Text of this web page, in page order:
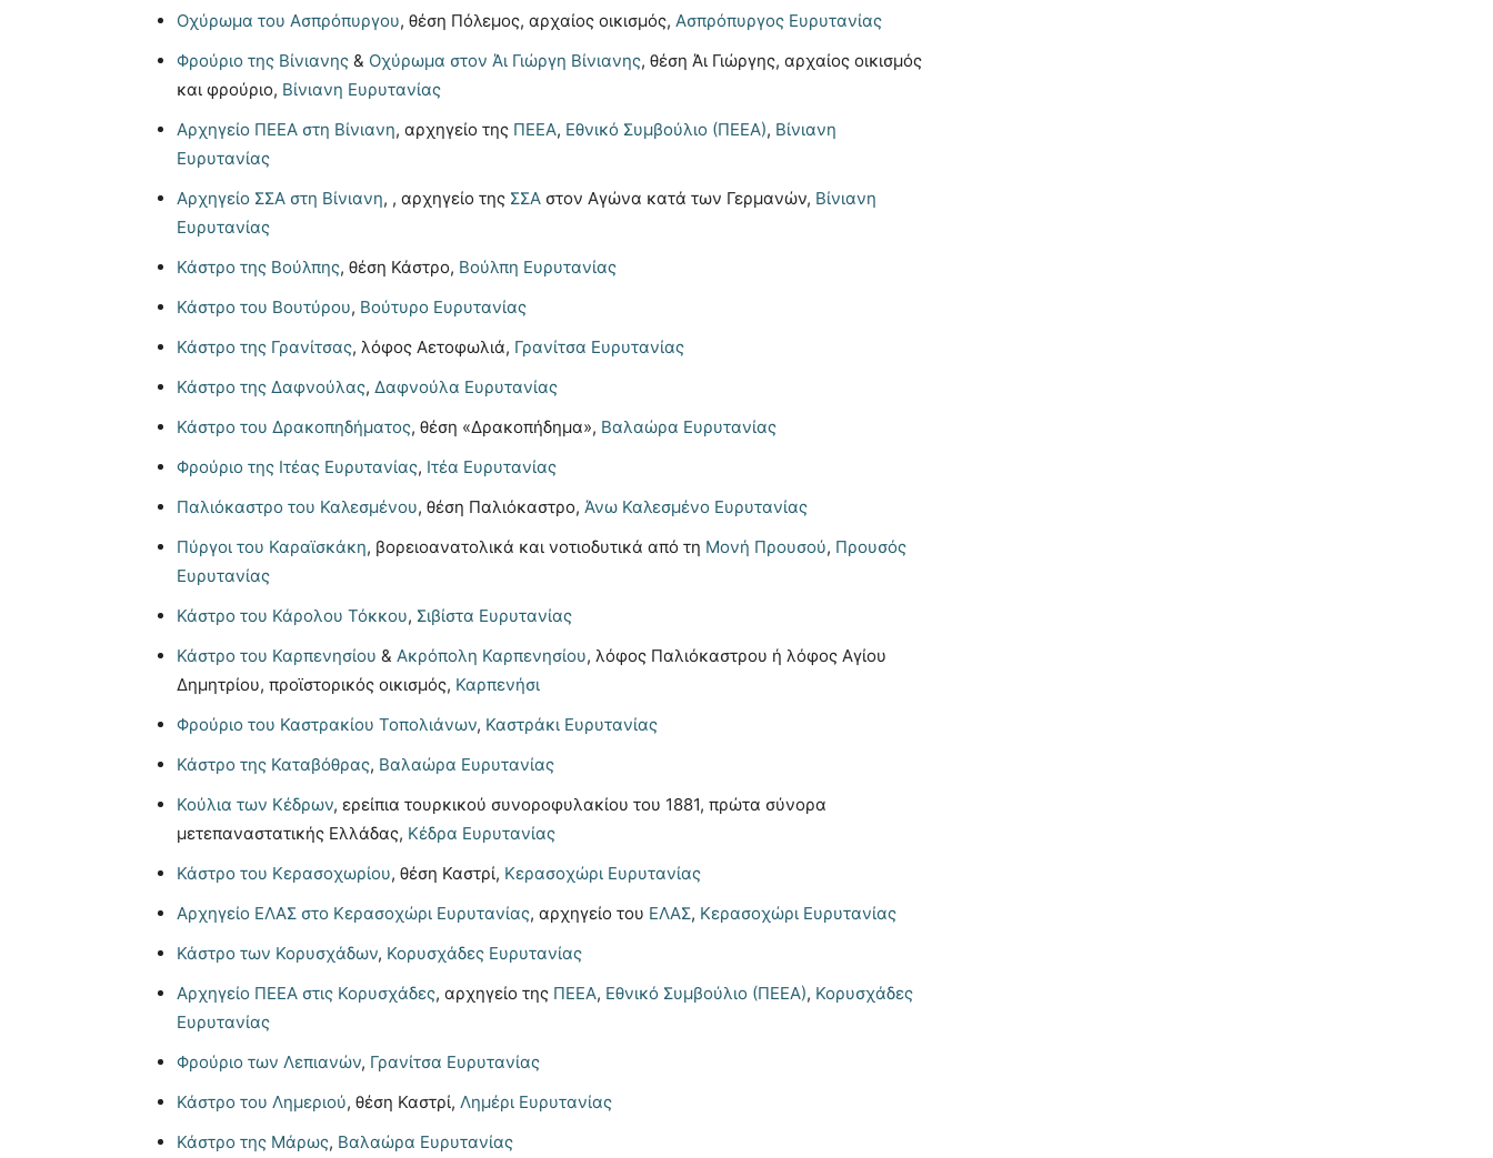
Οχύρωμα του Ασπρόπυργου, θέση Πόλεμος, αρχαίος οικισμός, Ασπρόπυργος Ευρυτανίας
Φρούριο της Βίνιανης & Οχύρωμα στον Άι Γιώργη Βίνιανης, θέση Άι Γιώργης, αρχαίος οικισμός
και φρούριο, Βίνιανη Ευρυτανίας
Αρχηγείο ΠΕΕΑ στη Βίνιανη, αρχηγείο της ΠΕΕΑ, Εθνικό Συμβούλιο (ΠΕΕΑ), Βίνιανη
Ευρυτανίας
Αρχηγείο ΣΣΑ στη Βίνιανη, , αρχηγείο της ΣΣΑ στον Aγώνα κατά των Γερμανών, Βίνιανη
Ευρυτανίας
Κάστρο της Βούλπης, θέση Κάστρο, Βούλπη Ευρυτανίας
Κάστρο του Βουτύρου, Βούτυρο Ευρυτανίας
Κάστρο της Γρανίτσας, λόφος Αετοφωλιά, Γρανίτσα Ευρυτανίας
Κάστρο της Δαφνούλας, Δαφνούλα Ευρυτανίας
Κάστρο του Δρακοπηδήματος, θέση «Δρακοπήδημα», Βαλαώρα Ευρυτανίας
Φρούριο της Ιτέας Ευρυτανίας, Ιτέα Ευρυτανίας
Παλιόκαστρο του Καλεσμένου, θέση Παλιόκαστρο, Άνω Καλεσμένο Ευρυτανίας
Πύργοι του Καραϊσκάκη, βορειοανατολικά και νοτιοδυτικά από τη Μονή Προυσού, Προυσός
Ευρυτανίας
Κάστρο του Κάρολου Τόκκου, Σιβίστα Ευρυτανίας
Κάστρο του Καρπενησίου & Ακρόπολη Καρπενησίου, λόφος Παλιόκαστρου ή λόφος Αγίου
Δημητρίου, προϊστορικός οικισμός, Καρπενήσι
Φρούριο του Καστρακίου Τοπολιάνων, Καστράκι Ευρυτανίας
Κάστρο της Καταβόθρας, Βαλαώρα Ευρυτανίας
Κούλια των Κέδρων, ερείπια τουρκικού συνοροφυλακίου του 1881, πρώτα σύνορα
μετεπαναστατικής Ελλάδας, Κέδρα Ευρυτανίας
Κάστρο του Κερασοχωρίου, θέση Καστρί, Κερασοχώρι Ευρυτανίας
Αρχηγείο ΕΛΑΣ στο Kερασοχώρι Eυρυτανίας, αρχηγείο του ΕΛΑΣ, Κερασοχώρι Ευρυτανίας
Κάστρο των Κορυσχάδων, Κορυσχάδες Ευρυτανίας
Αρχηγείο ΠΕΕΑ στις Κορυσχάδες, αρχηγείο της ΠΕΕΑ, Εθνικό Συμβούλιο (ΠΕΕΑ), Κορυσχάδες
Ευρυτανίας
Φρούριο των Λεπιανών, Γρανίτσα Ευρυτανίας
Κάστρο του Λημεριού, θέση Καστρί, Λημέρι Ευρυτανίας
Κάστρο της Μάρως, Βαλαώρα Ευρυτανίας